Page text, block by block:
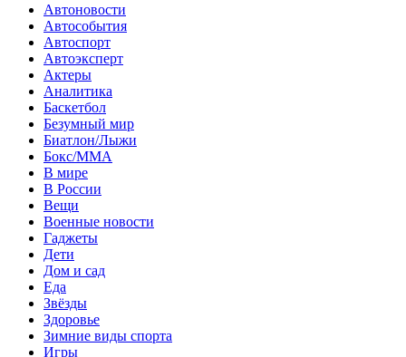
Автоновости
Автособытия
Автоспорт
Автоэксперт
Актеры
Аналитика
Баскетбол
Безумный мир
Биатлон/Лыжи
Бокс/MMA
В мире
В России
Вещи
Военные новости
Гаджеты
Дети
Дом и сад
Еда
Звёзды
Здоровье
Зимние виды спорта
Игры